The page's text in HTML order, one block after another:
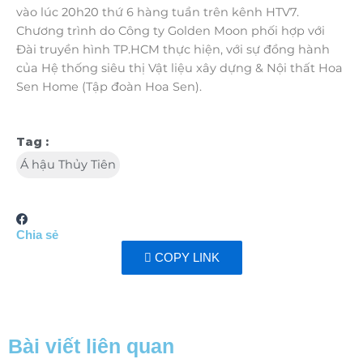
vào lúc 20h20 thứ 6 hàng tuần trên kênh HTV7.
Chương trình do Công ty Golden Moon phối hợp với
Đài truyền hình TP.HCM thực hiện, với sự đồng hành
của Hệ thống siêu thị Vật liệu xây dựng & Nội thất Hoa
Sen Home (Tập đoàn Hoa Sen).
Tag :
Á hậu Thủy Tiên
Chia sẻ
COPY LINK
Bài viết liên quan